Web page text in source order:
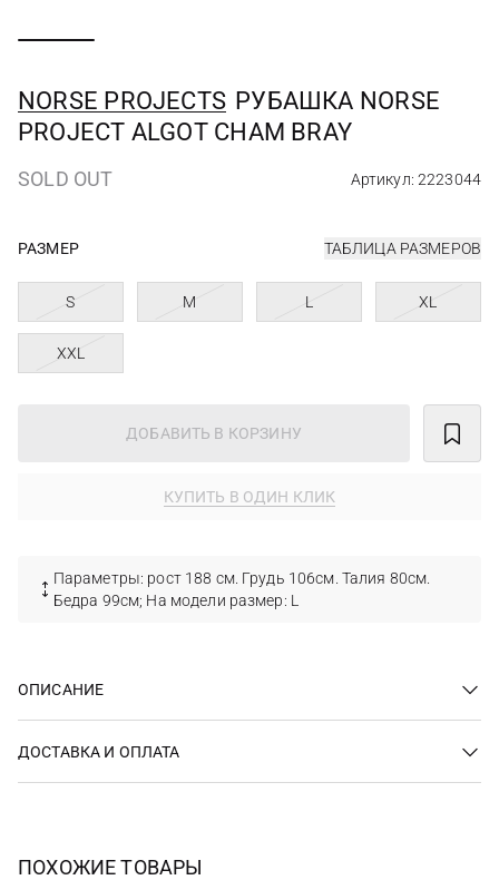
NORSE PROJECTS РУБАШКА NORSE
PROJECT ALGOT CHAM BRAY
SOLD OUT Артикул: 2223044
РАЗМЕР ТАБЛИЦА РАЗМЕРОВ
S M L XL
XXL
ДОБАВИТЬ В КОРЗИНУ
КУПИТЬ В ОДИН КЛИК
Параметры: рост 188 см. Грудь 106см. Талия 80см.
Бедра 99см; На модели размер: L
ОПИСАНИЕ
ДОСТАВКА И ОПЛАТА
ПОХОЖИЕ ТОВАРЫ